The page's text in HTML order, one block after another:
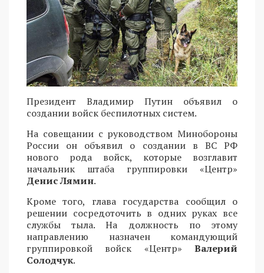
Президент Владимир Путин объявил о
создании войск беспилотных систем.
На совещании с руководством Минобороны
России он объявил о создании в ВС РФ
нового рода войск, которые возглавит
начальник штаба группировки «Центр»
Денис Лямин.
Кроме того, глава государства сообщил о
решении сосредоточить в одних руках все
службы тыла. На должность по этому
направлению назначен командующий
группировкой войск «Центр» Валерий
Солодчук.